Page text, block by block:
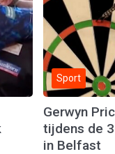
Sport
Gerwyn
tijdens de
in Belfast